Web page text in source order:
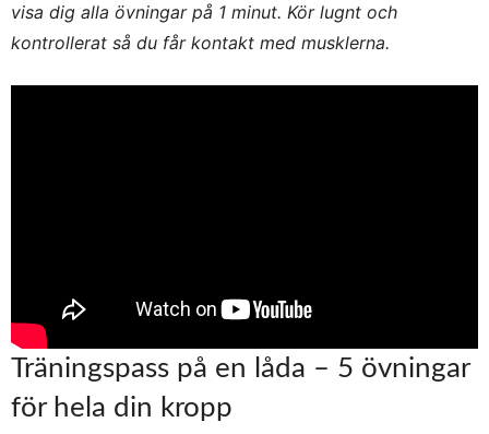
visa dig alla övningar på 1 minut. Kör lugnt och
kontrollerat så du får kontakt med musklerna.
Träningspass på en låda – 5 övningar
för hela din kropp